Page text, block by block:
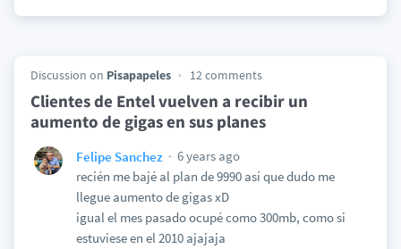
Discussion on Pisapapeles 12 comments
Clientes de Entel vuelven a recibir un
aumento de gigas en sus planes
Felipe Sanchez
6 years ago
recién me bajé al plan de 9990 así que dudo me
llegue aumento de gigas xD
igual el mes pasado ocupé como 300mb, como si
estuviese en el 2010 ajajaja